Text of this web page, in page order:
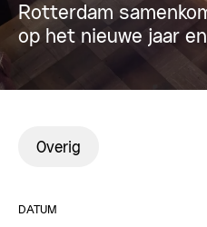
Rotterdam
op het nieuwe jaar
Overig
DATUM